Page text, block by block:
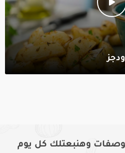
وهنبعتلك كل يوم